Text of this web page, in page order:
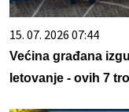
15. 07. 2026 07:44
Većina građana
letovanje - ovih 7